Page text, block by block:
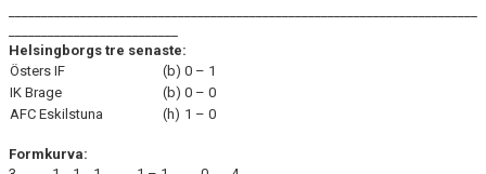
Helsingborgs tre senaste:
Östers IF
(b) 0 – 1
IK Brage
(b) 0 – 0
AFC Eskilstuna
(h) 1 – 0
Formkurva: